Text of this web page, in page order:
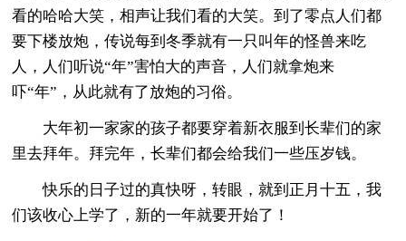
看的哈哈大笑，相声让我们看的大笑。到了零点人们都
要下楼放炮，传说每到冬季就有一只叫年的怪兽来吃
人，人们听说“年”害怕大的声音，人们就拿炮来
吓“年”，从此就有了放炮的习俗。
大年初一家家的孩子都要穿着新衣服到长辈们的家
里去拜年。拜完年，长辈们都会给我们一些压岁钱。
快乐的日子过的真快呀，转眼，就到正月十五，我
们该收心上学了，新的一年就要开始了！